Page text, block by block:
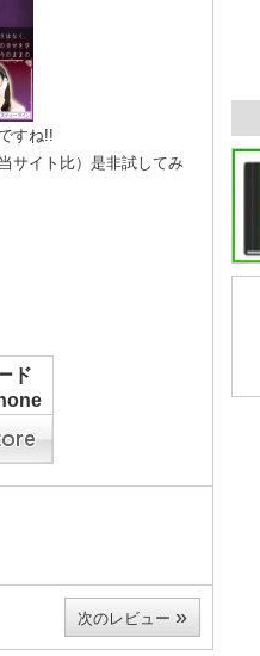
すね!!
サイト比）是非試してみ
ド
次のレビュー »